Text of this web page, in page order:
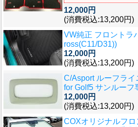
12,000円
(消費税込:13,200円)
VW純正 フロントラ
ross(C11/D31))
12,000円
(消費税込:13,200円)
C/Asport ルーフラ
for Golf5 サンルーフ
12,000円
(消費税込:13,200円)
COXオリジナルフ